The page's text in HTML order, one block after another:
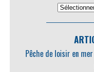
Pêche de loisir en